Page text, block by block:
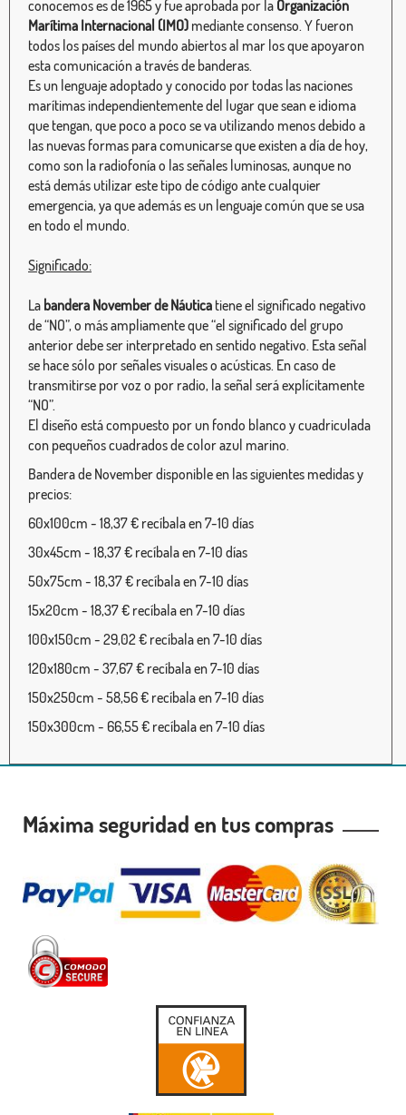
conocemos es de 1965 y fue aprobada por la Organización
Marítima Internacional (IMO) mediante consenso. Y fueron
todos los países del mundo abiertos al mar los que apoyaron
esta comunicación a través de banderas.
Es un lenguaje adoptado y conocido por todas las naciones
marítimas independientemente del lugar que sean e idioma
que tengan, que poco a poco se va utilizando menos debido a
las nuevas formas para comunicarse que existen a día de hoy,
como son la radiofonía o las señales luminosas, aunque no
está demás utilizar este tipo de código ante cualquier
emergencia, ya que además es un lenguaje común que se usa
en todo el mundo.
Significado:
La bandera November de Náutica tiene el significado negativo
de “NO”, o más ampliamente que “el significado del grupo
anterior debe ser interpretado en sentido negativo. Esta señal
se hace sólo por señales visuales o acústicas. En caso de
transmitirse por voz o por radio, la señal será explícitamente
“NO”.
El diseño está compuesto por un fondo blanco y cuadriculada
con pequeños cuadrados de color azul marino.
Bandera de November disponible en las siguientes medidas y
precios:
60x100cm - 18,37 € recíbala en 7-10 días
30x45cm - 18,37 € recíbala en 7-10 días
50x75cm - 18,37 € recíbala en 7-10 días
15x20cm - 18,37 € recíbala en 7-10 días
100x150cm - 29,02 € recíbala en 7-10 días
120x180cm - 37,67 € recíbala en 7-10 días
150x250cm - 58,56 € recíbala en 7-10 días
150x300cm - 66,55 € recíbala en 7-10 días
Máxima seguridad en tus compras